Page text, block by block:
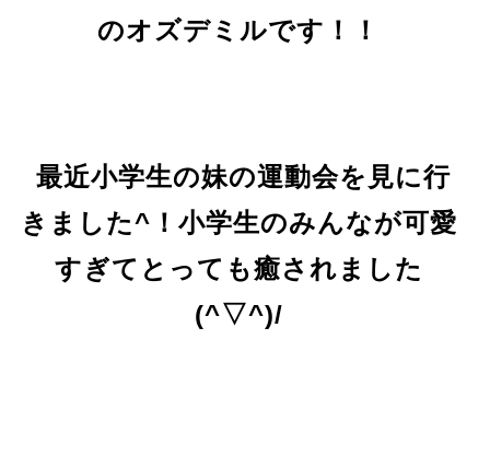
のオズデミルです！！
最近小学生の妹の運動会を見に行
きました^！小学生のみんなが可愛
すぎてとっても癒されました
(^▽^)/